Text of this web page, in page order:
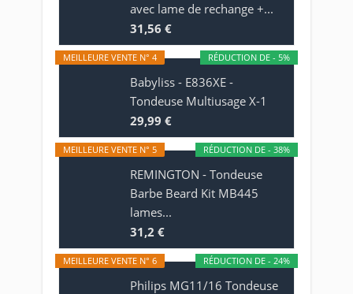
avec lame de rechange +...
31,56 €
RÉDUCTION DE - 5%
MEILLEURE VENTE N° 4
Babyliss - E836XE -
Tondeuse Multiusage X-1
29,99 €
RÉDUCTION DE - 38%
MEILLEURE VENTE N° 5
REMINGTON - Tondeuse
Barbe Beard Kit MB445
lames...
31,2 €
RÉDUCTION DE - 24%
MEILLEURE VENTE N° 6
Philips MG11/16 Tondeuse